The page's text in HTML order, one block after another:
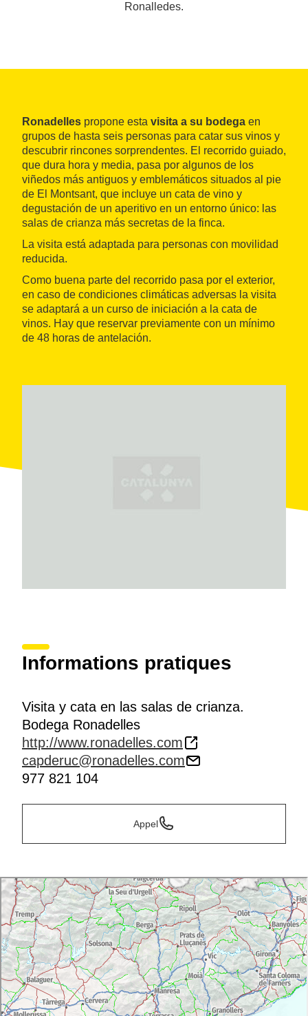
Ronalledes.
Ronadelles propone esta visita a su bodega en
grupos de hasta seis personas para catar sus vinos y
descubrir rincones sorprendentes. El recorrido guiado,
que dura hora y media, pasa por algunos de los
viñedos más antiguos y emblemáticos situados al pie
de El Montsant, que incluye un cata de vino y
degustación de un aperitivo en un entorno único: las
salas de crianza más secretas de la finca.
La visita está adaptada para personas con movilidad
reducida.
Como buena parte del recorrido pasa por el exterior,
en caso de condiciones climáticas adversas la visita
se adaptará a un curso de iniciación a la cata de
vinos. Hay que reservar previamente con un mínimo
de 48 horas de antelación.
Informations pratiques
Visita y cata en las salas de crianza.
Bodega Ronadelles
http://www.ronadelles.com
capderuc@ronadelles.com
977 821 104
Appel